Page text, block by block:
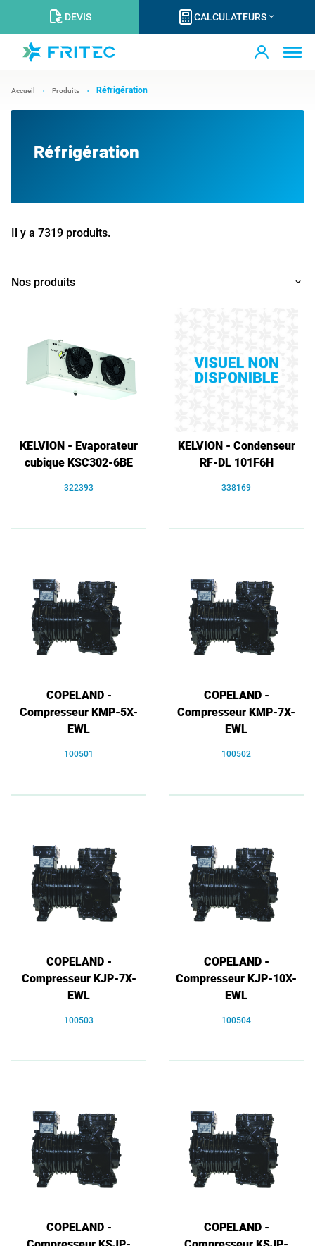
DEVIS CALCULATEURS
Accueil Produits Réfrigération
Réfrigération
Il y a 7319 produits.
Nos produits
KELVION - Evaporateur
cubique KSC302-6BE
322393
KELVION - Condenseur
RF-DL 101F6H
338169
COPELAND -
Compresseur KMP-5X-
EWL
100501
COPELAND -
Compresseur KMP-7X-
EWL
100502
COPELAND -
Compresseur KJP-7X-
EWL
100503
COPELAND -
Compresseur KJP-10X-
EWL
100504
COPELAND -
COPELAND -